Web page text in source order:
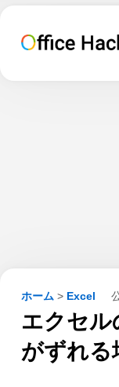
ホーム > Excel
エクセル
がずれる